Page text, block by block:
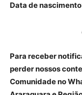
Data de nascimento
Para receber
perder nossos
Comunidade no